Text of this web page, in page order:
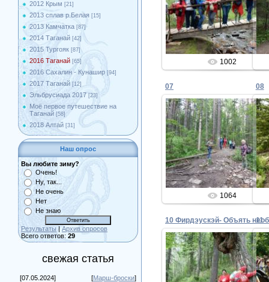
2012 Крым [21]
2013 сплав р.Белая [15]
2013 Камчатка [87]
2014 Таганай [42]
2015 Тургояк [87]
2016 Таганай [65]
2016 Сахалин - Кунашир [94]
2017 Таганай [12]
Эльбрусиада 2017 [23]
Моё первое путешествие на
Таганай [58]
2018 Алтай [31]
Наш опрос
Вы любите зиму?
Очень!
Ну, так...
Не очень
Нет
Не знаю
Результаты | Архив опросов
Всего ответов: 29
свежая статья
[07.05.2024] [Марш-броски]
Admin
1002
07
20.06.2016
Admin
1064
08
20.06.2016
11